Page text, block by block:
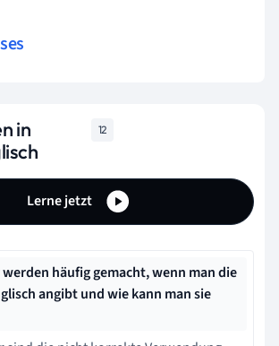
in
12
Lerne jetzt
werden häufig gemacht, wenn man die
angibt und wie kann man sie